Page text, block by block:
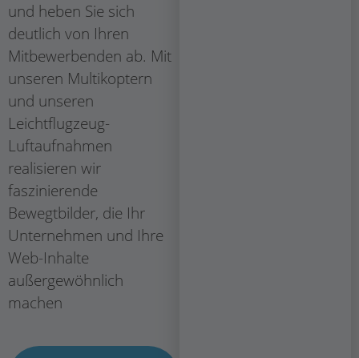
und heben Sie sich
deutlich von Ihren
Mitbewerbenden ab. Mit
unseren Multikoptern
und unseren
Leichtflugzeug-
Luftaufnahmen
realisieren wir
faszinierende
Bewegtbilder, die Ihr
Unternehmen und Ihre
Web-Inhalte
außergewöhnlich
machen